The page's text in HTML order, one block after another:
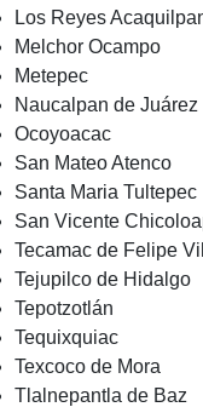
Los Reyes
Melchor Ocampo
Metepec
Naucalpan de Juárez
Ocoyoacac
San Mateo Atenco
Santa Maria Tultepec
San Vicente
Tecamac de Felipe
Tejupilco de Hidalgo
Tepotzotlán
Tequixquiac
Texcoco de Mora
Tlalnepantla de Baz